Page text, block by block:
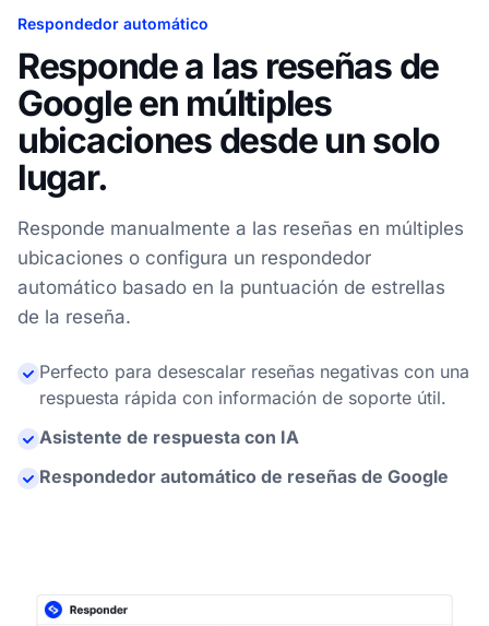
Respondedor automático
Responde a las reseñas de
Google en múltiples
ubicaciones desde un solo
lugar.
Responde manualmente a las reseñas en múltiples
ubicaciones o configura un respondedor
automático basado en la puntuación de estrellas
de la reseña.
Perfecto para desescalar reseñas negativas con una
respuesta rápida con información de soporte útil.
Asistente de respuesta con IA
Respondedor automático de reseñas de Google